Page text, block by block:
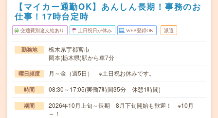
【マイカー通勤OK】あんしん長期！事務のお
仕事！17時台定時
交通費別途支給あり 土日祝日が休み WEB登録OK 派遣
勤務地
栃木県宇都宮市
岡本(栃木県)駅から車7分
曜日頻度 月～金（週5日） ※土日祝お休みです。
時間 08:30～17:05(実働7時間35分 休憩1時間)
期間
2026年10月上旬～長期 8月下旬開始も歓迎！ ※10月
～！